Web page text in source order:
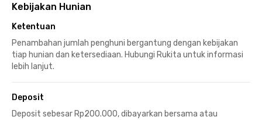
Kebijakan Hunian
Ketentuan
Penambahan jumlah penghuni bergantung dengan kebijakan
tiap hunian dan ketersediaan. Hubungi Rukita untuk informasi
lebih lanjut.
Deposit
Deposit sebesar Rp200.000, dibayarkan bersama atau